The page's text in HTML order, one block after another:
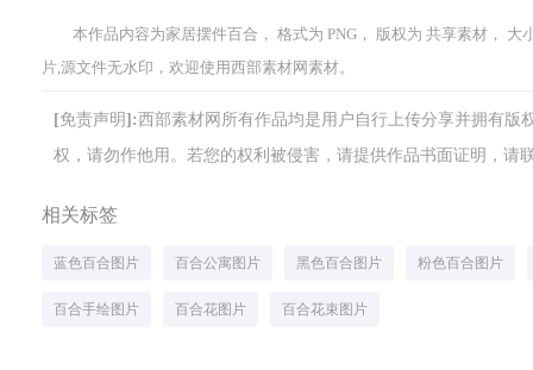
本作品内容为家居摆件百合， 格式为 PNG， 版权为 共享素材，
片,源文件无水印，欢迎使用西部素材网素材。
[免责声明]:西部素材网所有作品均是用户自行上传分享并拥有
权，请勿作他用。若您的权利被侵害，请提供作品书面证明，请
相关标签
蓝色百合图片 百合公寓图片 黑色百合图片 粉色百合图片
百合手绘图片 百合花图片 百合花束图片